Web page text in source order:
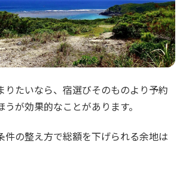
りたいなら、宿選びそのものより予約
が効果的なことがあります。
件の整え方で総額を下げられる余地は